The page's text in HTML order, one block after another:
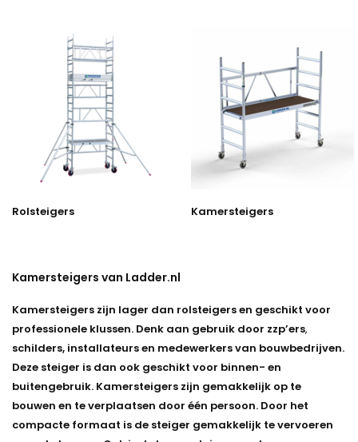
Rolsteigers Kamersteigers
Kamersteigers van Ladder.nl
Kamersteigers zijn lager dan rolsteigers en geschikt voor
professionele klussen. Denk aan gebruik door zzp’ers,
schilders, installateurs en medewerkers van bouwbedrijven.
Deze steiger is dan ook geschikt voor binnen- en
buitengebruik. Kamersteigers zijn gemakkelijk op te
bouwen en te verplaatsen door één persoon. Door het
compacte formaat is de steiger gemakkelijk te vervoeren